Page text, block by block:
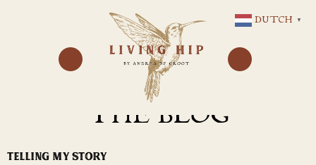
NAAR
DE
INHOUD
THE BLOG
TELLING MY STORY
DUTCH ▼